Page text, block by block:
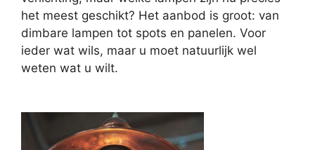
het meest geschikt? Het aanbod is groot: van
dimbare lampen tot spots en panelen. Voor
ieder wat wils, maar u moet natuurlijk wel
weten wat u wilt.